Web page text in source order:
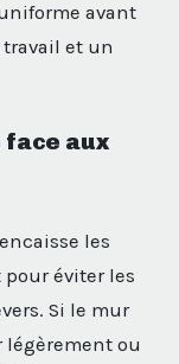
avant
et un
face aux
les
éviter les
Si le mur
légèrement ou